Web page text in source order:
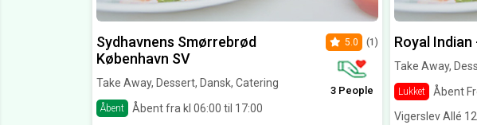
Sydhavnens Smørrebrød
København SV
Take Away, Dessert, Dansk, Catering
Åbent Åbent fra kl 06:00 til 17:00
5.0 (1)
3 People
Royal
Take Away,
Lukket
Åbent
Vigerslev Allé